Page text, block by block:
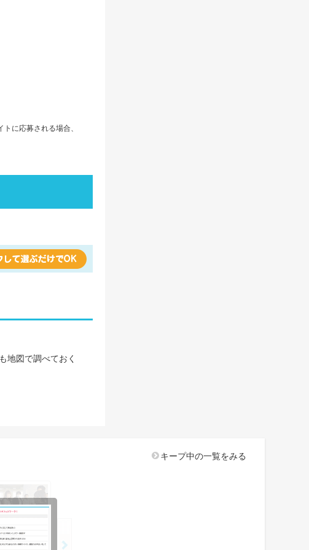
に応募される場合、
地図で調べておく
キープ中の一覧をみる